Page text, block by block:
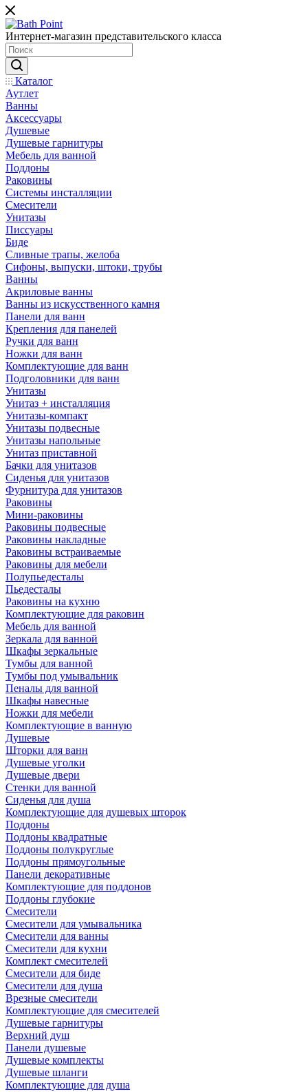
Интернет-магазин представительского класса
Каталог
Аутлет
Ванны
Аксессуары
Душевые
Душевые гарнитуры
Мебель для ванной
Поддоны
Раковины
Системы инсталляции
Смесители
Унитазы
Писсуары
Биде
Сливные трапы, желоба
Сифоны, выпуски, штоки, трубы
Ванны
Акриловые ванны
Ванны из искусственного камня
Панели для ванн
Крепления для панелей
Ручки для ванн
Ножки для ванн
Комплектующие для ванн
Подголовники для ванн
Унитазы
Унитаз + инсталляция
Унитазы-компакт
Унитазы подвесные
Унитазы напольные
Унитаз приставной
Бачки для унитазов
Сиденья для унитазов
Фурнитура для унитазов
Раковины
Мини-раковины
Раковины подвесные
Раковины накладные
Раковины встраиваемые
Раковины для мебели
Полупьедесталы
Пьедесталы
Раковины на кухню
Комплектующие для раковин
Мебель для ванной
Зеркала для ванной
Шкафы зеркальные
Тумбы для ванной
Тумбы под умывальник
Пеналы для ванной
Шкафы навесные
Ножки для мебели
Комплектующие в ванную
Душевые
Шторки для ванн
Душевые уголки
Душевые двери
Стенки для ванной
Сиденья для душа
Комплектующие для душевых шторок
Поддоны
Поддоны квадратные
Поддоны полукруглые
Поддоны прямоугольные
Панели декоративные
Комплектующие для поддонов
Поддоны глубокие
Смесители
Смесители для умывальника
Смесители для ванны
Смесители для кухни
Комплект смесителей
Смесители для биде
Смесители для душа
Врезные смесители
Комплектующие для смесителей
Душевые гарнитуры
Верхний душ
Панели душевые
Душевые комплекты
Душевые шланги
Комплектующие для душа